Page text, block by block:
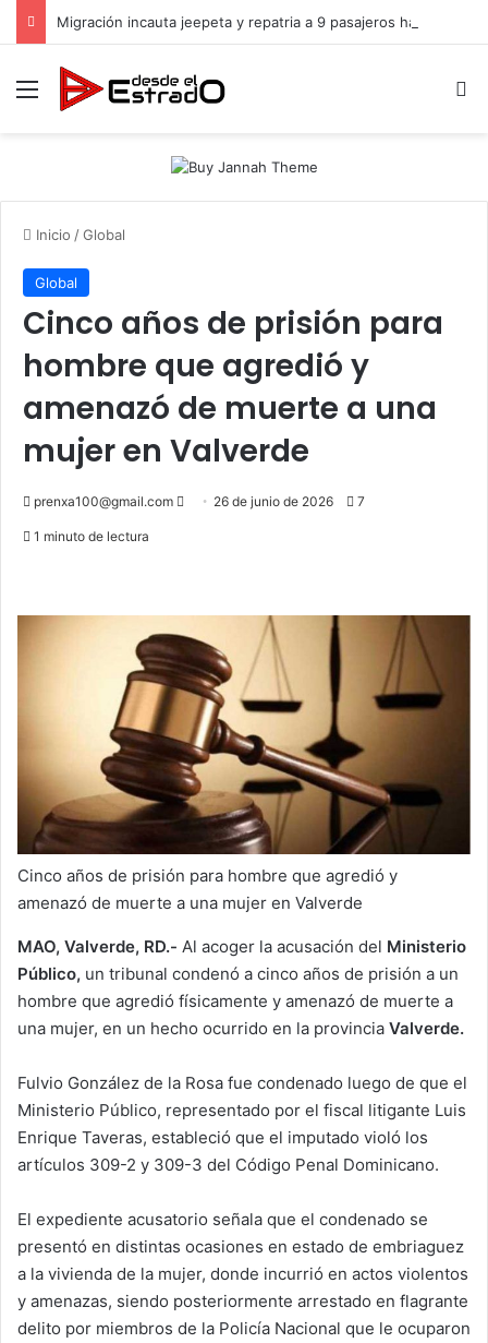
Menú
Inicio /Global
Global
Cinco años de prisión para
hombre que agredió y
amenazó de muerte a una
mujer en Valverde
prenxa100@gmail.com
Send 26 de junio de 2026 7
1 minuto de lectura
Cinco años de prisión para hombre que agredió y
amenazó de muerte a una mujer en Valverde
MAO, Valverde, RD.- Al acoger la acusación del Ministerio
Público, un tribunal condenó a cinco años de prisión a un
hombre que agredió físicamente y amenazó de muerte a
una mujer, en un hecho ocurrido en la provincia Valverde.
Fulvio González de la Rosa fue condenado luego de que el
Ministerio Público, representado por el fiscal litigante Luis
Enrique Taveras, estableció que el imputado violó los
artículos 309-2 y 309-3 del Código Penal Dominicano.
El expediente acusatorio señala que el condenado se
presentó en distintas ocasiones en estado de embriaguez
a la vivienda de la mujer, donde incurrió en actos violentos
y amenazas, siendo posteriormente arrestado en flagrante
delito por miembros de la Policía Nacional que le ocuparon